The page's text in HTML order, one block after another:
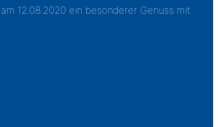
12.08.2020 ein besonderer Genuss mit